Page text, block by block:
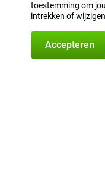
toestemming om
intrekken of
Accepteren